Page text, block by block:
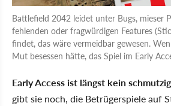
Battlefield 2042 leidet unter Bugs, mieser
fehlenden oder fragwürdigen Features
findet, das wäre vermeidbar gewesen.
Mut besessen hätte, das Spiel im Early
Early Access ist längst kein
gibt sie noch, die Betrügerspiele auf